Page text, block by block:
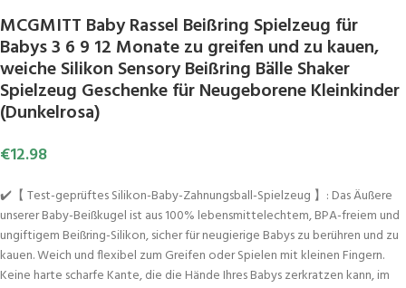
MCGMITT Baby Rassel Beißring Spielzeug für
Babys 3 6 9 12 Monate zu greifen und zu kauen,
weiche Silikon Sensory Beißring Bälle Shaker
Spielzeug Geschenke für Neugeborene Kleinkinder
(Dunkelrosa)
€12.98
✔️【 Test-geprüftes Silikon-Baby-Zahnungsball-Spielzeug 】: Das Äußere
unserer Baby-Beißkugel ist aus 100% lebensmittelechtem, BPA-freiem und
ungiftigem Beißring-Silikon, sicher für neugierige Babys zu berühren und zu
kauen. Weich und flexibel zum Greifen oder Spielen mit kleinen Fingern.
Keine harte scharfe Kante, die die Hände Ihres Babys zerkratzen kann, im